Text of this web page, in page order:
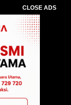
CLOSE ADS